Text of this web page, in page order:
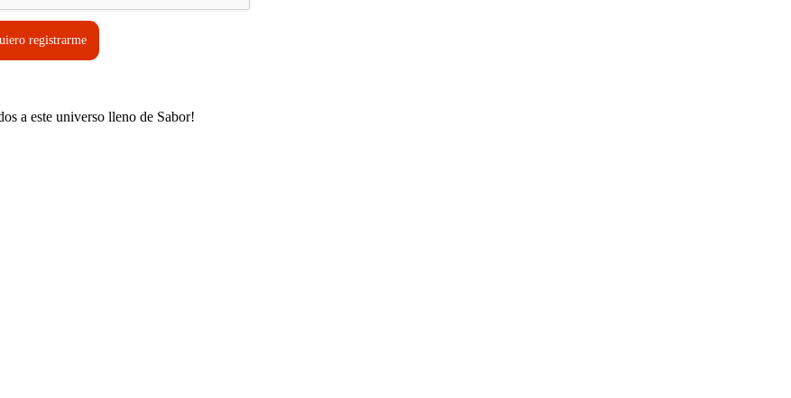
registrarme
a este universo lleno de Sabor!